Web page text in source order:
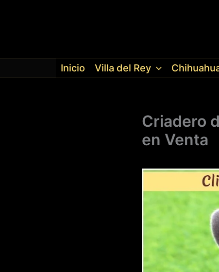
Inicio Villa del Rey
Criadero
en Venta